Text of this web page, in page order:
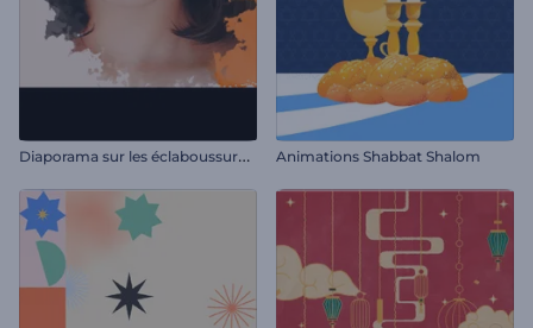
D
iaporama sur les éclaboussures d'encre Animations Shabbat Shalom